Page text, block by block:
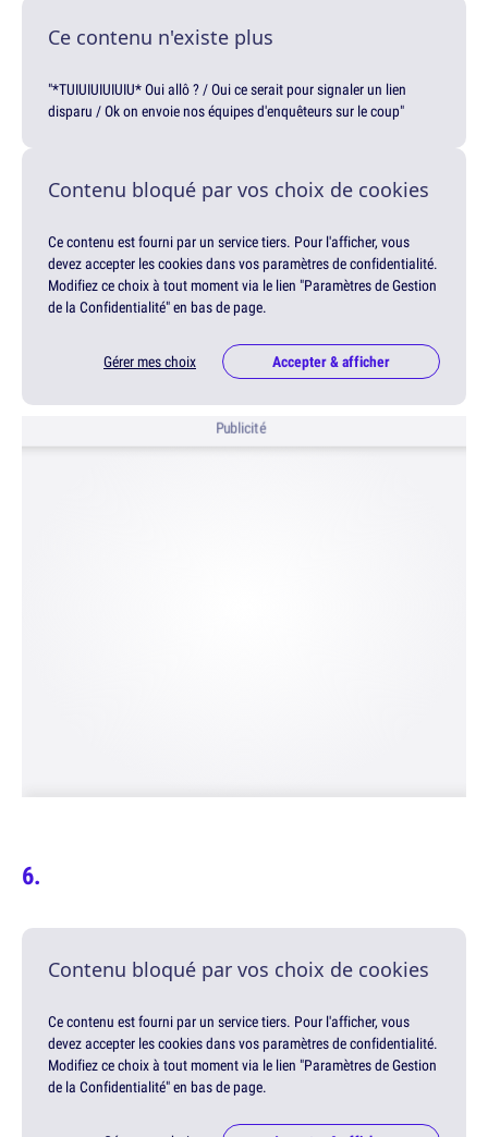
Ce contenu n'existe plus
"*TUIUIUIUIUIU* Oui allô ? / Oui ce serait pour signaler un lien
disparu / Ok on envoie nos équipes d'enquêteurs sur le coup"
Contenu bloqué par vos choix de cookies
Ce contenu est fourni par un service tiers. Pour l'afficher, vous
devez accepter les cookies dans vos paramètres de confidentialité.
Modifiez ce choix à tout moment via le lien "Paramètres de Gestion
de la Confidentialité" en bas de page.
Gérer mes choix Accepter & afficher
Publicité
Contenu bloqué par vos choix de cookies
Ce contenu est fourni par un service tiers. Pour l'afficher, vous
devez accepter les cookies dans vos paramètres de confidentialité.
Modifiez ce choix à tout moment via le lien "Paramètres de Gestion
de la Confidentialité" en bas de page.